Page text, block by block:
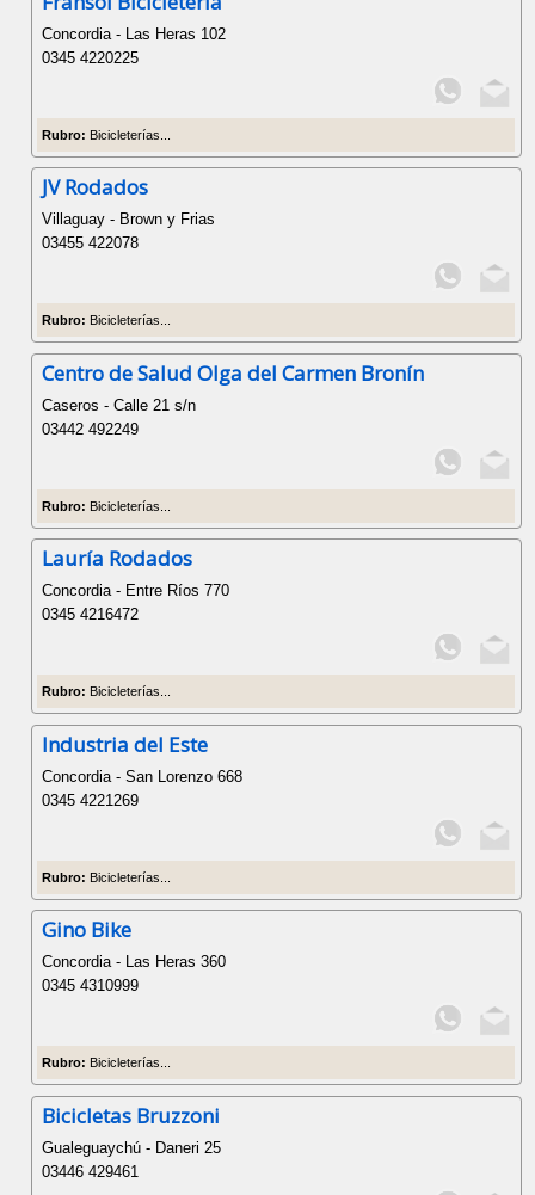
Concordia - Las Heras 102
0345 4220225
Rubro: Bicicleterías...
JV Rodados
Villaguay - Brown y Frias
03455 422078
Rubro: Bicicleterías...
Centro de Salud Olga del Carmen Bronín
Caseros - Calle 21 s/n
03442 492249
Rubro: Bicicleterías...
Lauría Rodados
Concordia - Entre Ríos 770
0345 4216472
Rubro: Bicicleterías...
Industria del Este
Concordia - San Lorenzo 668
0345 4221269
Rubro: Bicicleterías...
Gino Bike
Concordia - Las Heras 360
0345 4310999
Rubro: Bicicleterías...
Bicicletas Bruzzoni
Gualeguaychú - Daneri 25
03446 429461